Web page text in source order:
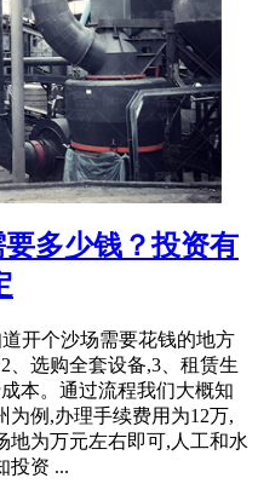
多少钱？投资有
开个沙场需要花钱的地方
、选购全套设备,3、租赁生
本。通过流程我们大概知
为例,办理手续费用为12万,
地为万元左右即可,人工和水
投资 ...